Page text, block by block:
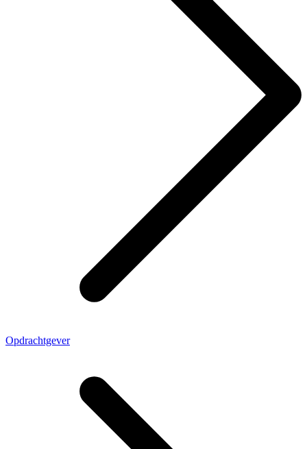
Opdrachtgever